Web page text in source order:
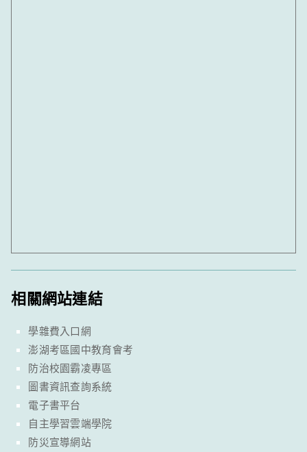
相關網站連結
學雜費入口網
澎湖考區國中教育會考
防治校園霸凌專區
圖書資訊查詢系統
電子書平台
自主學習雲端學院
防災宣導網站